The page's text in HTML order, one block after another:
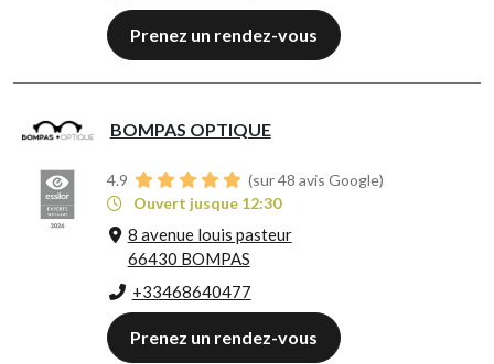
Prenez un rendez-vous
BOMPAS OPTIQUE
4.9
(sur 48 avis Google)
Ouvert jusque 12:30
8 avenue louis pasteur
66430 BOMPAS
+33468640477
Prenez un rendez-vous